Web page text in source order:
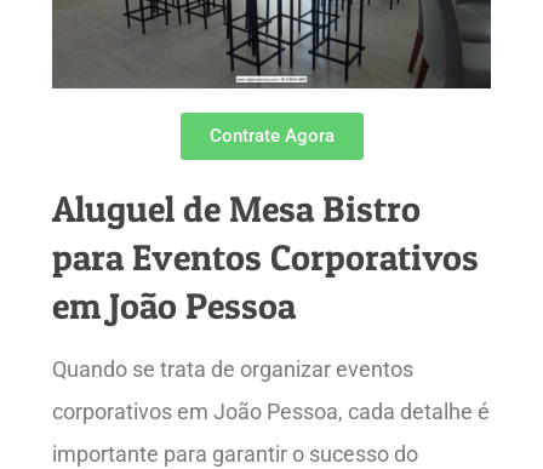
Contrate Agora
Aluguel de Mesa Bistro
para Eventos Corporativos
em João Pessoa
Quando se trata de organizar eventos
corporativos em João Pessoa, cada detalhe é
importante para garantir o sucesso do